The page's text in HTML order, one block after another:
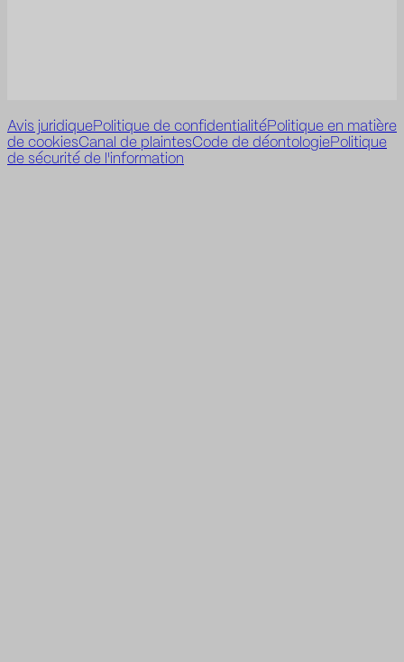
Avis juridiquePolitique de confidentialitéPolitique en matière
de cookiesCanal de plaintesCode de déontologiePolitique
de sécurité de l'information